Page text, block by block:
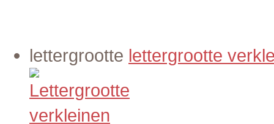
lettergrootte lettergrootte